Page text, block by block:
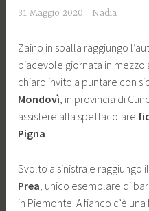
31 Maggio 2020 Nadia
Zaino in spalla raggiungo
piacevole giornata in mezzo
chiaro invito a puntare con
Mondovì, in provincia di
assistere alla spettacolare
Pigna.
Svolto a sinistra e raggiungo
Prea, unico esemplare di
in Piemonte. A fianco c’è